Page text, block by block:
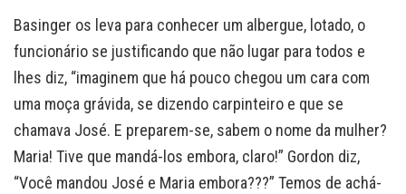
Basinger os leva para conhecer um albergue, lotado, o
funcionário se justificando que não lugar para todos e
lhes diz, “imaginem que há pouco chegou um cara com
uma moça grávida, se dizendo carpinteiro e que se
chamava José. E preparem-se, sabem o nome da mulher?
Maria! Tive que mandá-los embora, claro!” Gordon diz,
“Você mandou José e Maria embora???” Temos de achá-